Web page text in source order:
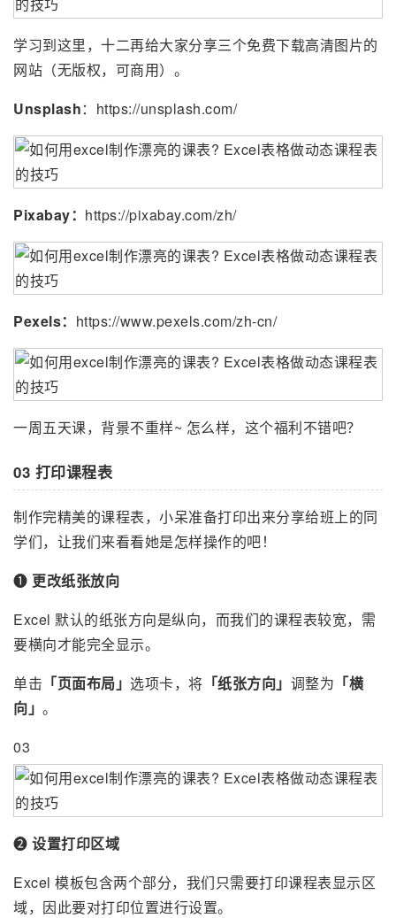
学习到这里，十二再给大家分享三个免费下载高清图片的
网站（无版权，可商用）。
Unsplash：https://unsplash.com/
Pixabay： https://pixabay.com/zh/
Pexels： https://www.pexels.com/zh-cn/
一周五天课，背景不重样~ 怎么样，这个福利不错吧？
03 打印课程表
制作完精美的课程表，小呆准备打印出来分享给班上的同
学们，让我们来看看她是怎样操作的吧！
❶ 更改纸张放向
Excel 默认的纸张方向是纵向，而我们的课程表较宽，需
要横向才能完全显示。
单击 「页面布局」 选项卡，将 「纸张方向」 调整为 「横
向」 。
03
❷ 设置打印区域
Excel 模板包含两个部分，我们只需要打印课程表显示区
域，因此要对打印位置进行设置。